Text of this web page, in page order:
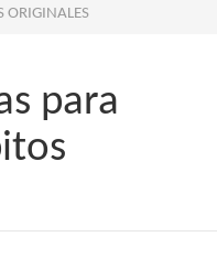
ORIGINALES
para